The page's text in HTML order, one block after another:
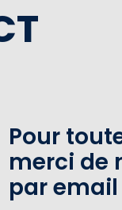
Pour
merci de
par